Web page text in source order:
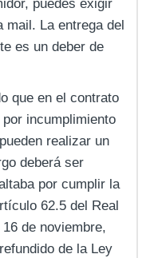
puedes exigir
La entrega del
es un deber de
que en el contrato
incumplimiento
realizar un
deberá ser
por cumplir la
62.5 del Real
de noviembre,
de la Ley